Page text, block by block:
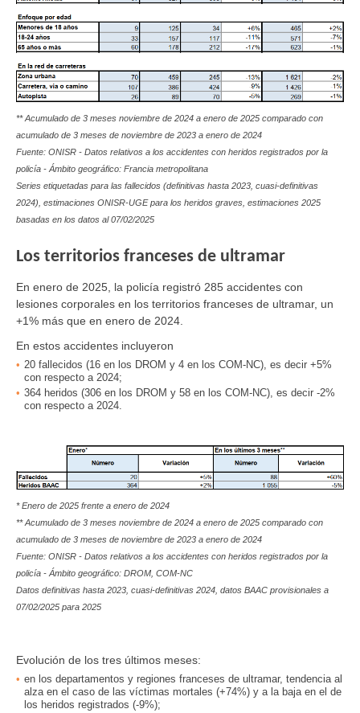
**Acumulado de 3 meses noviembre de 2024 a enero de 2025 comparado con
acumulado de 3 meses de noviembre de 2023 a enero de 2024
Fuente: ONISR - Datos relativos a los accidentes con heridos registrados por la
policía - Ámbito geográfico: Francia metropolitana
Series etiquetadas para las fallecidos (definitivas hasta 2023, cuasi-definitivas
2024), estimaciones ONISR-UGE para los heridos graves, estimaciones 2025
basadas en los datos al 07/02/2025
Los territorios franceses de ultramar
En enero de 2025 , la policía registró 285 accidentes con
lesiones corporales en los territorios franceses de ultramar, un
+1% más que en enero de 2024.
En estos accidentes incluyeron
20 fallecidos (16 en los DROM y 4 en los COM-NC), es decir +5%
con respecto a 2024;
364 heridos (306 en los DROM y 58 en los COM-NC), es decir -2%
con respecto a 2024.
*Enero de 2025 frente a enero de 2024
**Acumulado de 3 meses noviembre de 2024 a enero de 2025 comparado con
acumulado de 3 meses de noviembre de 2023 a enero de 2024
Fuente: ONISR - Datos relativos a los accidentes con heridos registrados por la
policía - Ámbito geográfico: DROM, COM-NC
Datos definitivas hasta 2023, cuasi-definitivas 2024, datos BAAC provisionales a
07/02/2025 para 2025
Evolución de los tres últimos meses:
en los departamentos y regiones franceses de ultramar, tendencia al
alza en el caso de las víctimas mortales (+74%) y a la baja en el de
los heridos registrados (-9%);